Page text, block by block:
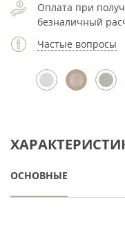
Оплата при
безналичный
Частые вопросы
ОСНОВНЫЕ